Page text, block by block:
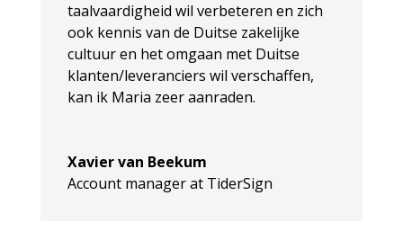
taalvaardigheid wil verbeteren en zich
ook kennis van de Duitse zakelijke
cultuur en het omgaan met Duitse
klanten/leveranciers wil verschaffen,
kan ik Maria zeer aanraden.
Xavier van Beekum
Account manager at TiderSign